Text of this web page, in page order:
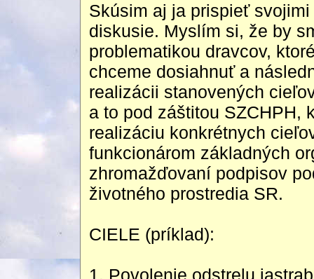
Skúsim aj ja prispieť
diskusie. Myslím si, že by
problematikou dravcov,
chceme dosiahnuť a
realizácii stanovených
a to pod záštitou SZCHPH,
realizáciu konkrétnych
funkcionárom základných
zhromažďovaní podpisov
životného prostredia SR.
CIELE (príklad):
1. Povolenie odstrelu